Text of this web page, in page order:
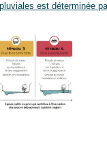
est déterminée